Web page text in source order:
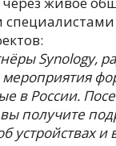
Synology,
в России.
получите
устройствах и